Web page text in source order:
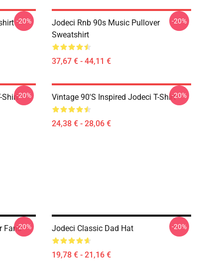
-20%
Jodeci Rnb 90s Music Pullover
Sweatshirt
37,67 € - 44,11 €
-20%
Shirt-20% Vintage 90's Inspired Jodeci T-Shirt
24,38 € - 28,06 €
-20%
Fans-20% Jodeci Classic Dad Hat
19,78 € - 21,16 €
-20%